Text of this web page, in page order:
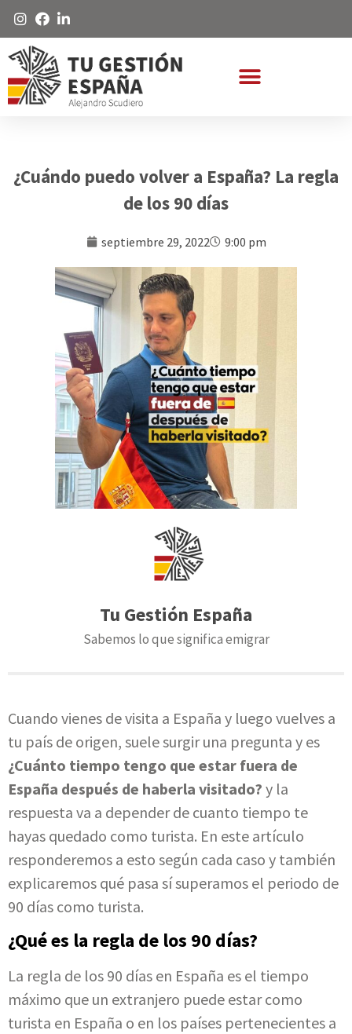
¿Cuándo puedo volver a España? La regla
de los 90 días
septiembre 29, 2022 9:00 pm
Tu Gestión España
Sabemos lo que significa emigrar
Cuando vienes de visita a España y luego vuelves a
tu país de origen, suele surgir una pregunta y es
¿Cuánto tiempo tengo que estar fuera de
España después de haberla visitado? y la
respuesta va a depender de cuanto tiempo te
hayas quedado como turista. En este artículo
responderemos a esto según cada caso y también
explicaremos qué pasa sí superamos el periodo de
90 días como turista.
¿Qué es la regla de los 90 días?
La regla de los 90 días en España es el tiempo
máximo que un extranjero puede estar como
turista en España o en los países pertenecientes a